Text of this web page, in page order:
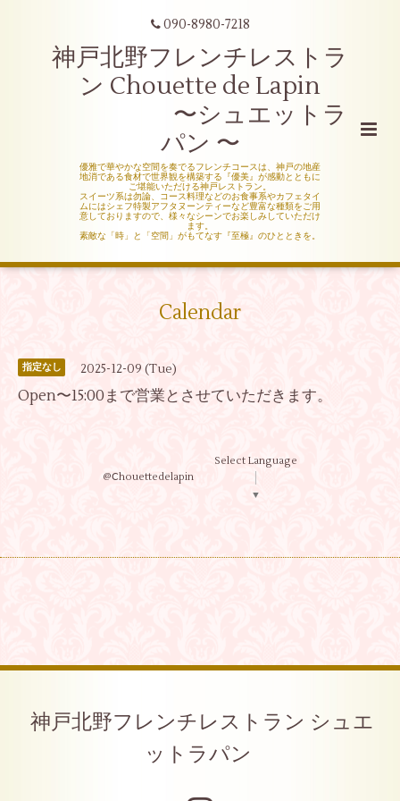
090-8980-7218
神戸北野フレンチレストラ
ン Chouette de Lapin
〜シュエットラ
パン 〜
優雅で華やかな空間を奏でるフレンチコースは、神戸の地産
地消である食材で世界観を構築する『優美』が感動とともに
ご堪能いただける神戸レストラン。
スイーツ系は勿論、コース料理などのお食事系やカフェタイ
ムにはシェフ特製アフタヌーンティーなど豊富な種類をご用
意しておりますので、様々なシーンでお楽しみしていただけ
ます。
素敵な「時」と「空間」がもてなす『至極』のひとときを。
Calendar
指定なし 2025-12-09 (Tue)
Open〜15:00まで営業とさせていただきます。
@Ⅽhouettedelapin
Select Language
▼
神戸北野フレンチレストラン シュエ
ットラパン